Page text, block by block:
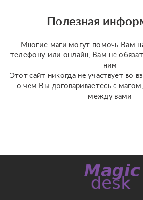
отношения,
любовь; ????
с человеком;
Полезная
Многие маги могут помочь Вам
телефону или онлайн, Вам не
ним
Этот сайт никогда не участвует во
о чем Вы договариваетесь с
между вами